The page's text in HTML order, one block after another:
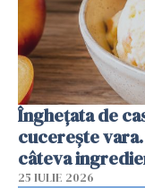
Înghețata de
cucerește
câteva
25 IULIE 2026